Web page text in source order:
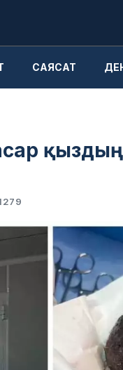
САЯСАТ